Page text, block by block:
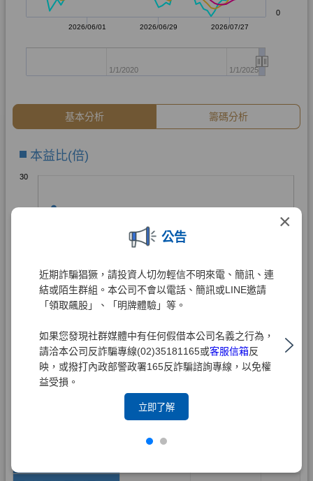
×
公告
近期詐騙猖獗，請投資人切勿輕信不明來電、簡訊、連
結或陌生群組。本公司不會以電話、簡訊或LINE邀請
「領取飆股」、「明牌體驗」等。
如果您發現社群媒體中有任何假借本公司名義之行為，
請洽本公司反詐騙專線(02)35181165或客服信箱反
映，或撥打內政部警政署165反詐騙諮詢專線，以免權
益受損。
立即了解